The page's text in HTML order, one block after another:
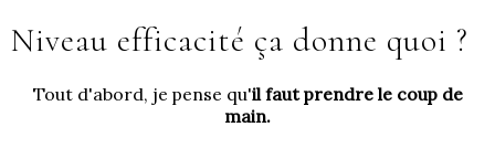
Niveau efficacité ça donne quoi ?
Tout d'abord, je pense qu'il faut prendre le coup de
main.